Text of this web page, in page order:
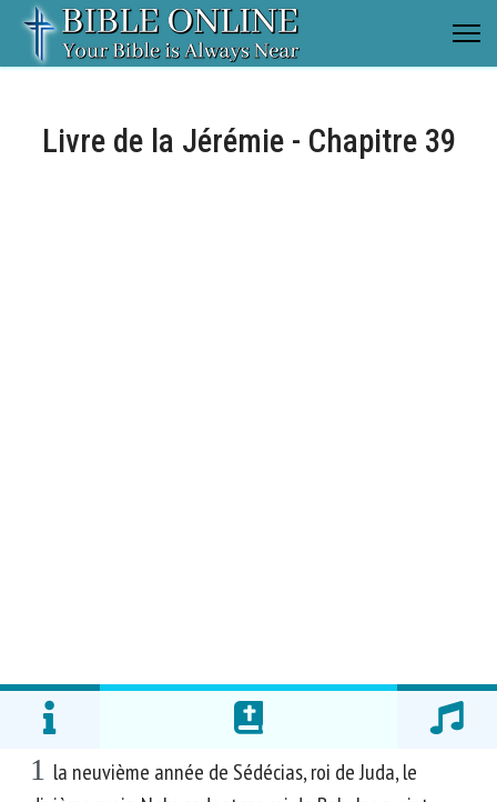
Livre de la Jérémie - Chapitre 39
1 la neuvième année de Sédécias, roi de Juda, le